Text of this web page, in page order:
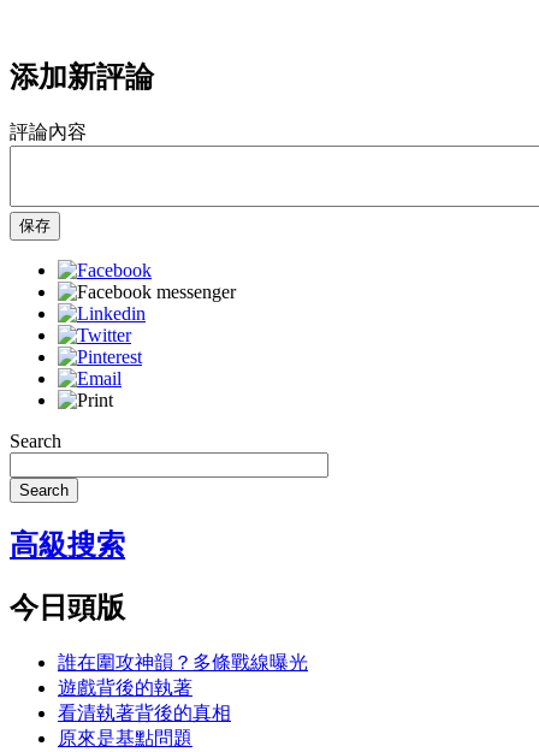
添加新評論
評論內容
保存
Search
Search
高級搜索
今日頭版
誰在圍攻神韻？多條戰線曝光
遊戲背後的執著
看清執著背後的真相
原來是基點問題